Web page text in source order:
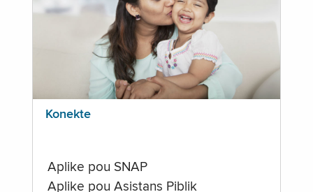
Konekte
Aplike pou SNAP
Aplike pou Asistans Piblik